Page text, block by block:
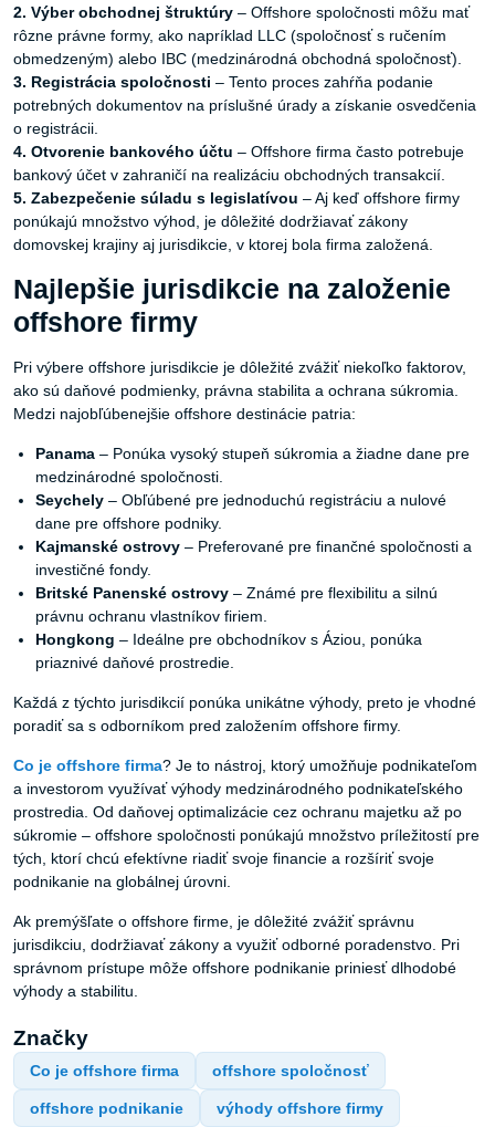
2. Výber obchodnej štruktúry – Offshore spoločnosti môžu mať
rôzne právne formy, ako napríklad LLC (spoločnosť s ručením
obmedzeným) alebo IBC (medzinárodná obchodná spoločnosť).
3. Registrácia spoločnosti – Tento proces zahŕňa podanie
potrebných dokumentov na príslušné úrady a získanie osvedčenia
o registrácii.
4. Otvorenie bankového účtu – Offshore firma často potrebuje
bankový účet v zahraničí na realizáciu obchodných transakcií.
5. Zabezpečenie súladu s legislatívou – Aj keď offshore firmy
ponúkajú množstvo výhod, je dôležité dodržiavať zákony
domovskej krajiny aj jurisdikcie, v ktorej bola firma založená.
Najlepšie jurisdikcie na založenie
offshore firmy
Pri výbere offshore jurisdikcie je dôležité zvážiť niekoľko faktorov,
ako sú daňové podmienky, právna stabilita a ochrana súkromia.
Medzi najobľúbenejšie offshore destinácie patria:
Panama – Ponúka vysoký stupeň súkromia a žiadne dane pre
medzinárodné spoločnosti.
Seychely – Obľúbené pre jednoduchú registráciu a nulové
dane pre offshore podniky.
Kajmanské ostrovy – Preferované pre finančné spoločnosti a
investičné fondy.
Britské Panenské ostrovy – Známé pre flexibilitu a silnú
právnu ochranu vlastníkov firiem.
Hongkong – Ideálne pre obchodníkov s Áziou, ponúka
priaznivé daňové prostredie.
Každá z týchto jurisdikcií ponúka unikátne výhody, preto je vhodné
poradiť sa s odborníkom pred založením offshore firmy.
Co je offshore firma? Je to nástroj, ktorý umožňuje podnikateľom
a investorom využívať výhody medzinárodného podnikateľského
prostredia. Od daňovej optimalizácie cez ochranu majetku až po
súkromie – offshore spoločnosti ponúkajú množstvo príležitostí pre
tých, ktorí chcú efektívne riadiť svoje financie a rozšíriť svoje
podnikanie na globálnej úrovni.
Ak premýšľate o offshore firme, je dôležité zvážiť správnu
jurisdikciu, dodržiavať zákony a využiť odborné poradenstvo. Pri
správnom prístupe môže offshore podnikanie priniesť dlhodobé
výhody a stabilitu.
Značky
Co je offshore firma offshore spoločnosť
offshore podnikanie výhody offshore firmy